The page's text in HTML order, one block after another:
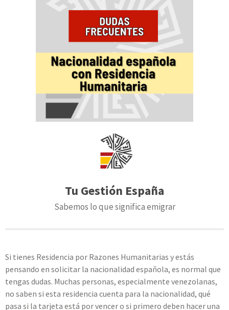
Tu Gestión España
Sabemos lo que significa emigrar
Si tienes Residencia por Razones Humanitarias y estás
pensando en solicitar la nacionalidad española, es normal que
tengas dudas. Muchas personas, especialmente venezolanas,
no saben si esta residencia cuenta para la nacionalidad, qué
pasa si la tarjeta está por vencer o si primero deben hacer una